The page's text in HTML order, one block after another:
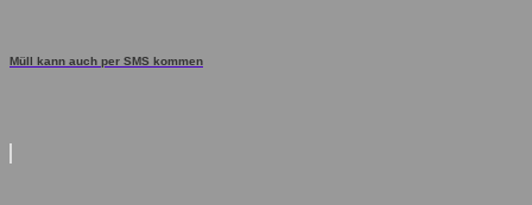
Müll kann auch per SMS kommen